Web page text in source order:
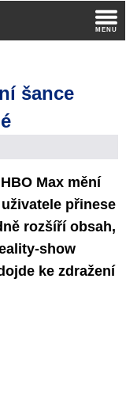
šance
Max mění
přinese
rozšíří obsah,
show
ke zdražení